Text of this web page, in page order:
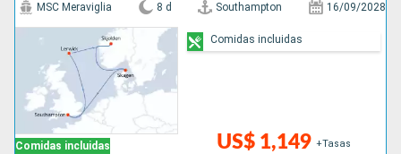
Comidas incluidas
MSC Meraviglia 8 d Southampton 16/09/2028
US$ 1,149 +Tasas
Comidas incluidas